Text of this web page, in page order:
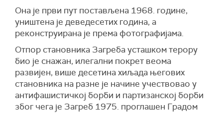
Она је први пут постављена 1968. године,
уништена је деведесетих година, а
реконструирана је према фотографијама.
Отпор становника Загреба усташком терору
био је снажан, илегални покрет веома
развијен, више десетина хиљада његових
становника на разне је начине учествовао у
антифашистичкој борби и партизанској борби
због чега је Загреб 1975. проглашен Градом